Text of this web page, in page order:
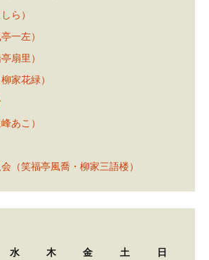
ら）
一左）
扇里）
家花緑）
あこ）
（笑福亭風喬・柳家三語楼）
水 木 金 土 日